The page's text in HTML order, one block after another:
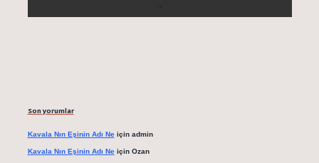
Son yorumlar
Kavala Nın Eşinin Adı Neiçin admin
Kavala Nın Eşinin Adı Neiçin Ozan